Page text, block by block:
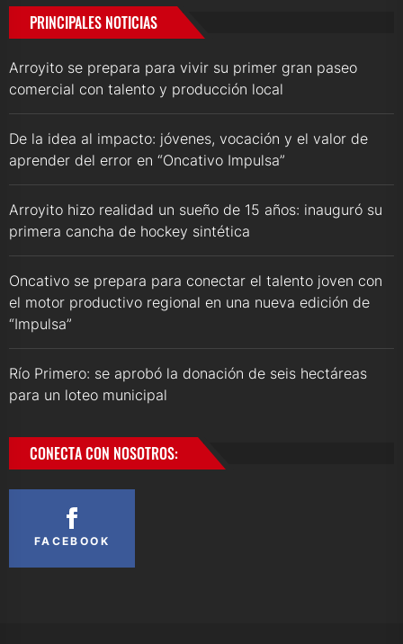
PRINCIPALES NOTICIAS
Arroyito se prepara para vivir su primer gran paseo
comercial con talento y producción local
De la idea al impacto: jóvenes, vocación y el valor de
aprender del error en “Oncativo Impulsa”
Arroyito hizo realidad un sueño de 15 años: inauguró su
primera cancha de hockey sintética
Oncativo se prepara para conectar el talento joven con
el motor productivo regional en una nueva edición de
“Impulsa”
Río Primero: se aprobó la donación de seis hectáreas
para un loteo municipal
CONECTA CON NOSOTROS:
FACEBOOK